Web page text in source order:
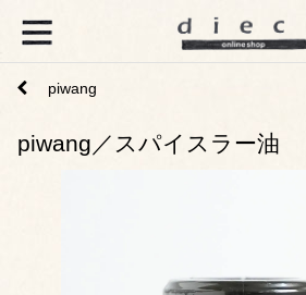
piwang
piwang／スパイスラー油